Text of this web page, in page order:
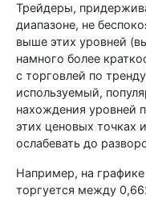
Трейдеры,
диапазоне, не
выше этих уровней
намного более
с торговлей по
используемый,
нахождения уровней
этих ценовых точках
ослабевать до
Например, на
торгуется между